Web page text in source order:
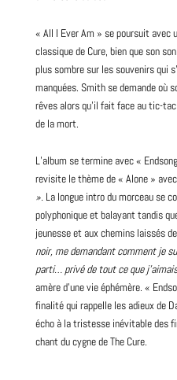
« All I Ever Am » se poursuit avec
classique de Cure, bien que son
plus sombre sur les souvenirs qui
manquées. Smith se demande où
rêves alors qu’il fait face au tic-
de la mort.
L’album se termine avec «
revisite le thème de « Alone »
».La longue intro du morceau se
polyphonique et balayant tandis
jeunesse et aux chemins laissés
noir, me demandant comment je
parti… privé de tout ce que
amère d’une vie éphémère. «
finalité qui rappelle les adieux de
écho à la tristesse inévitable des
chant du cygne de The Cure.